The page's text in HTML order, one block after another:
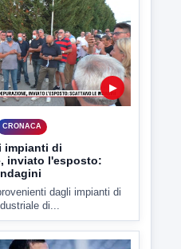
▶
CRONACA
impianti di
inviato l'esposto:
dagli impianti di
di...